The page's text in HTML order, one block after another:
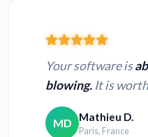
Your software is
blowing. It is
MD Mathieu D.
Paris, France